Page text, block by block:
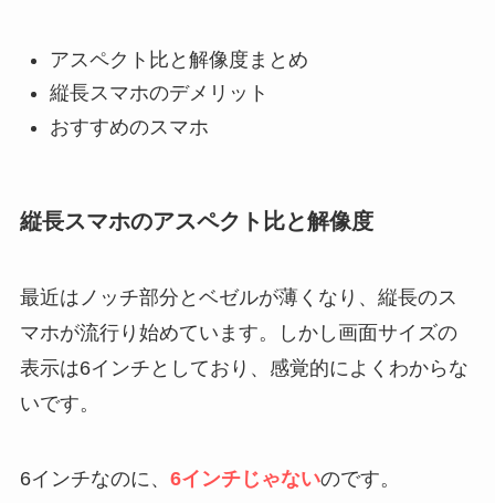
アスペクト比と解像度まとめ
縦長スマホのデメリット
おすすめのスマホ
縦長スマホのアスペクト比と解像度
最近はノッチ部分とベゼルが薄くなり、縦長のス
マホが流行り始めています。しかし画面サイズの
表示は6インチとしており、感覚的によくわからな
いです。
6インチなのに、 6インチじゃないのです。